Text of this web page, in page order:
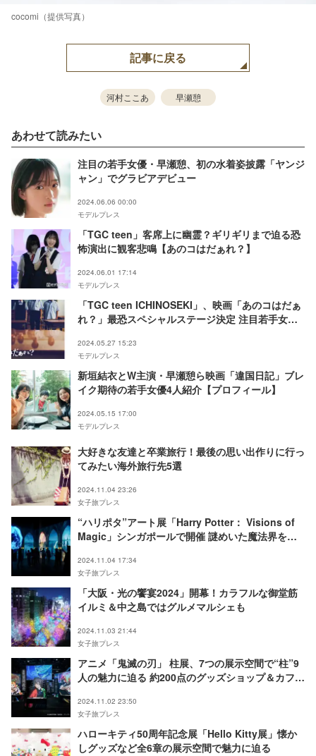
cocomi（提供写真）
記事に戻る
河村ここあ 早瀬憩
あわせて読みたい
注目の若手女優・早瀬憩、初の水着姿披露「ヤンジ
ャン」でグラビアデビュー
2024.06.06 00:00
モデルプレス
「TGC teen」客席上に幽霊？ギリギリまで迫る恐
怖演出に観客悲鳴【あのコはだぁれ？】
2024.06.01 17:14
モデルプレス
「TGC teen ICHINOSEKI」、映画「あのコはだぁ
れ？」最恐スペシャルステージ決定 注目若手女
2024.05.27 15:23
モデルプレス
新垣結衣とW主演・早瀬憩ら映画「違国日記」ブレ
イク期待の若手女優4人紹介【プロフィール】
2024.05.15 17:00
モデルプレス
大好きな友達と卒業旅行！最後の思い出作りに行っ
てみたい海外旅行先5選
2024.11.04 23:26
女子旅プレス
“ハリポタ”アート展「Harry Potter： Visions of
Magic」シンガポールで開催 謎めいた魔法界を巡
2024.11.04 17:34
女子旅プレス
「大阪・光の饗宴2024」開幕！カラフルな御堂筋
イルミ＆中之島ではグルメマルシェも
2024.11.03 21:44
女子旅プレス
アニメ「鬼滅の刃」 柱展、7つの展示空間で“柱”9
人の魅力に迫る 約200点のグッズショップ＆カフェ
2024.11.02 23:50
女子旅プレス
ハローキティ50周年記念展「Hello Kitty展」懐か
しグッズなど全6章の展示空間で魅力に迫る